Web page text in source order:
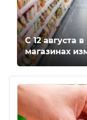
С 12 августа
магазинах